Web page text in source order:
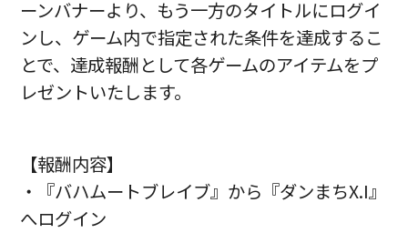
ーンバナーより、もう一方のタイトルにログイ
ンし、ゲーム内で指定された条件を達成するこ
とで、達成報酬として各ゲームのアイテムをプ
レゼントいたします。
【報酬内容】
・『バハムートブレイブ』から『ダンまちX.I』
へログイン